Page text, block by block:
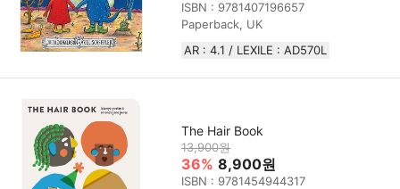
ISBN : 9781407196657
Paperback, UK
AR : 4.1 / LEXILE : AD570L
The Hair Book
13,900원
36% 8,900원
ISBN : 9781454944317